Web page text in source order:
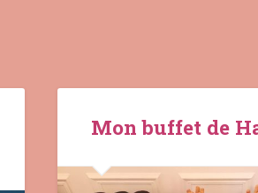
Mon buffet de